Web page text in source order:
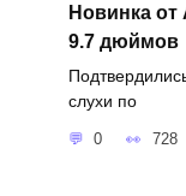
Новинка от
9.7 дюймов
слухи по
0 728